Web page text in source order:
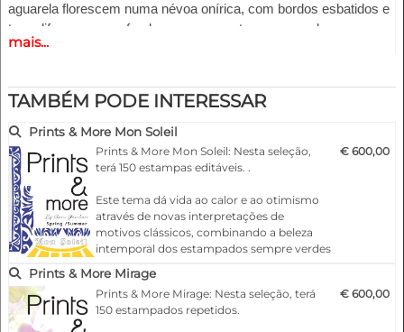
aguarela florescem numa névoa onírica, com bordos esbatidos e
tons difusos que se fundem uns nos outros, evocando uma
sensação de beleza e movimento fugazes.
- Na moda, de acordo com as últimas passarelas.
- Desenhos para qualquer produto
- 150 estampas modulares repetidas
- Todos os ficheiros em pdf/eps e jpg/psd
- Utilização livre de acordo com os termos dos direitos de autor
mais...
TAMBÉM PODE INTERESSAR
Prints & More Mon Soleil
Prints & More Mon Soleil: Nesta seleção,
terá 150 estampas editáveis. .
Este tema dá vida ao calor e ao otimismo
através de novas interpretações de
motivos clássicos, combinando a beleza
intemporal dos estampados sempre verdes
com o brilho efervescente do sol. Os
estampados são arrojados mas
sofisticados, dando uma sensação
harmoniosa e viva. Embora o artesanato
€ 600,00
Prints & More Mirage
Prints & More Mirage: Nesta seleção, terá
150 estampados repetidos.
€ 600,00